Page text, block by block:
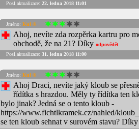
Posl.aktualizace: 22. ledna 2018 11:01
Jméno: Kul ®
Ahoj, nevíte zda rozpěrka kartru pro
obchodě, že na 21? Díky odpovědět
Posl.aktualizace: 31. ledna 2018 11:00
Jméno: Kul ®
Ahoj Draci, nevíte jaký kloub se
řídítka s hrazdou. Měly ty řídítka ten
bylo jinak? Jedná se o tento kloub -
https://www.fichtlkramek.cz/nahled/
se ten kloub sehnat v surovém stavu?